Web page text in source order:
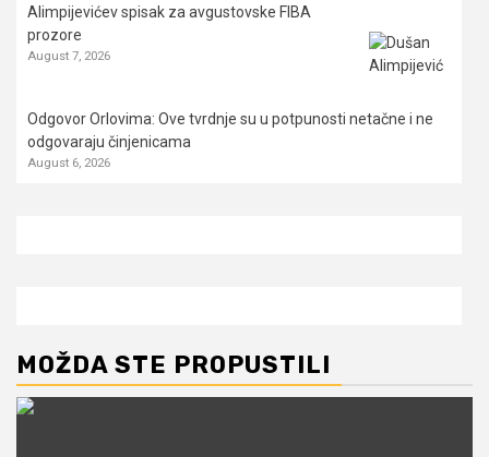
Alimpijevićev spisak za avgustovske FIBA
prozore
August 7, 2026
Odgovor Orlovima: ​Ove tvrdnje su u potpunosti netačne i ne
odgovaraju činjenicama
August 6, 2026
MOŽDA STE PROPUSTILI